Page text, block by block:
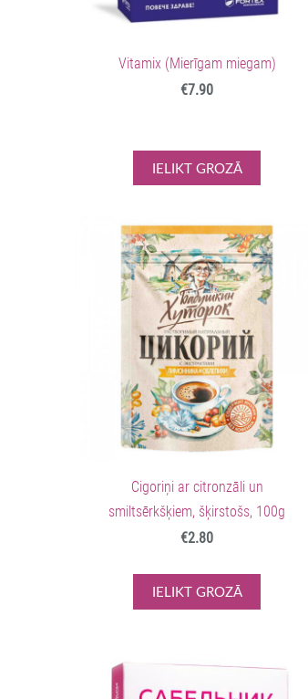
Vitamix (Mierīgam miegam)
€7.90
IELIKT GROZĀ
Cigoriņi ar citronzāli un
smiltsērkšķiem, šķirstošs, 100g
€2.80
IELIKT GROZĀ